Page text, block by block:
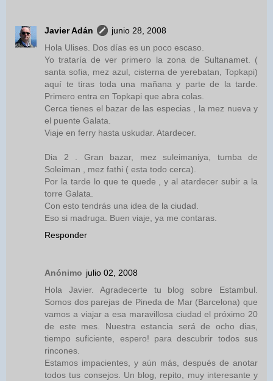
Javier Adán
junio 28, 2008
Hola Ulises. Dos días es un poco escaso.
Yo trataría de ver primero la zona de Sultanamet. (
santa sofia, mez azul, cisterna de yerebatan, Topkapi)
aquí te tiras toda una mañana y parte de la tarde.
Primero entra en Topkapi que abra colas.
Cerca tienes el bazar de las especias , la mez nueva y
el puente Galata.
Viaje en ferry hasta uskudar. Atardecer.
Dia 2 . Gran bazar, mez suleimaniya, tumba de
Soleiman , mez fathi ( esta todo cerca).
Por la tarde lo que te quede , y al atardecer subir a la
torre Galata.
Con esto tendrás una idea de la ciudad.
Eso si madruga. Buen viaje, ya me contaras.
Responder
Anónimo julio 02, 2008
Hola Javier. Agradecerte tu blog sobre Estambul.
Somos dos parejas de Pineda de Mar (Barcelona) que
vamos a viajar a esa maravillosa ciudad el próximo 20
de este mes. Nuestra estancia será de ocho dias,
tiempo suficiente, espero! para descubrir todos sus
rincones.
Estamos impacientes, y aún más, después de anotar
todos tus consejos. Un blog, repito, muy interesante y